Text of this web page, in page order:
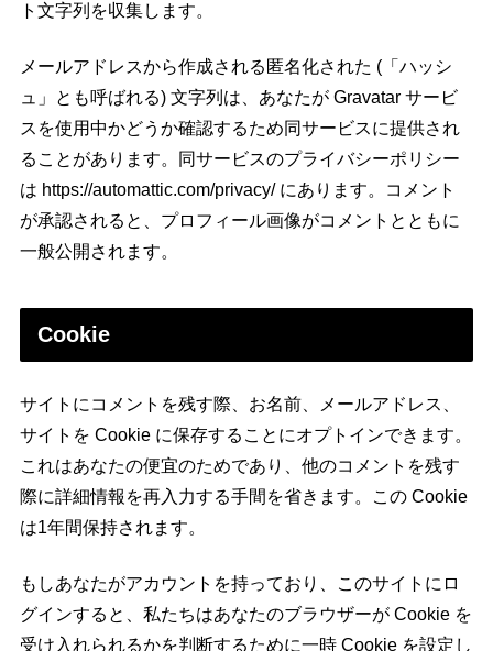
ト文字列を収集します。
メールアドレスから作成される匿名化された (「ハッシ
ュ」とも呼ばれる) 文字列は、あなたが Gravatar サービ
スを使用中かどうか確認するため同サービスに提供され
ることがあります。同サービスのプライバシーポリシー
は https://automattic.com/privacy/ にあります。コメント
が承認されると、プロフィール画像がコメントとともに
一般公開されます。
Cookie
サイトにコメントを残す際、お名前、メールアドレス、
サイトを Cookie に保存することにオプトインできます。
これはあなたの便宜のためであり、他のコメントを残す
際に詳細情報を再入力する手間を省きます。この Cookie
は1年間保持されます。
もしあなたがアカウントを持っており、このサイトにロ
グインすると、私たちはあなたのブラウザーが Cookie を
受け入れられるかを判断するために一時 Cookie を設定し